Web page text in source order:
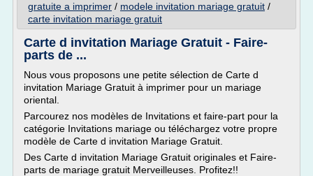
gratuite a imprimer / modele invitation mariage gratuit /
carte invitation mariage gratuit
Carte d invitation Mariage Gratuit - Faire-
parts de ...
Nous vous proposons une petite sélection de Carte d
invitation Mariage Gratuit à imprimer pour un mariage
oriental.
Parcourez nos modèles de Invitations et faire-part pour la
catégorie Invitations mariage ou téléchargez votre propre
modèle de Carte d invitation Mariage Gratuit.
Des Carte d invitation Mariage Gratuit originales et Faire-
parts de mariage gratuit Merveilleuses. Profitez!!